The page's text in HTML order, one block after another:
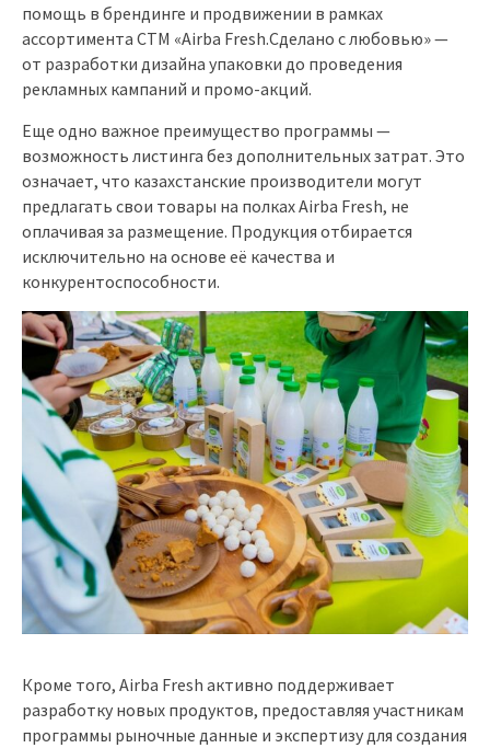
помощь в брендинге и продвижении в рамках
ассортимента СТМ «Airba Fresh.Сделано с любовью» —
от разработки дизайна упаковки до проведения
рекламных кампаний и промо-акций.
Еще одно важное преимущество программы —
возможность листинга без дополнительных затрат. Это
означает, что казахстанские производители могут
предлагать свои товары на полках Airba Fresh, не
оплачивая за размещение. Продукция отбирается
исключительно на основе её качества и
конкурентоспособности.
Кроме того, Airba Fresh активно поддерживает
разработку новых продуктов, предоставляя участникам
программы рыночные данные и экспертизу для создания